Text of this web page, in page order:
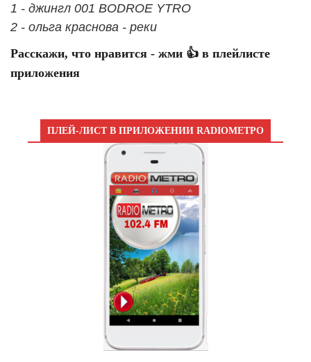
1 - джингл 001 BODROE YTRO
2 - ольга краснова - реки
Расскажи, что нравится - жми 👍 в плейлисте
приложения
ПЛЕЙ-ЛИСТ В ПРИЛОЖЕНИИ RADIOМЕТРО